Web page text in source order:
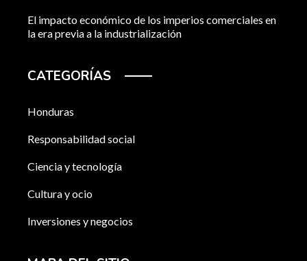
El impacto económico de los imperios comerciales en
la era previa a la industrialización
CATEGORÍAS
Honduras
Responsabilidad social
Ciencia y tecnología
Cultura y ocio
Inversiones y negocios